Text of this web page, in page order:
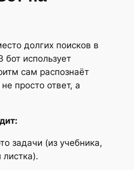
долгих поисков в
использует
сам распознаёт
просто ответ, а
задачи (из учебника,
листка).